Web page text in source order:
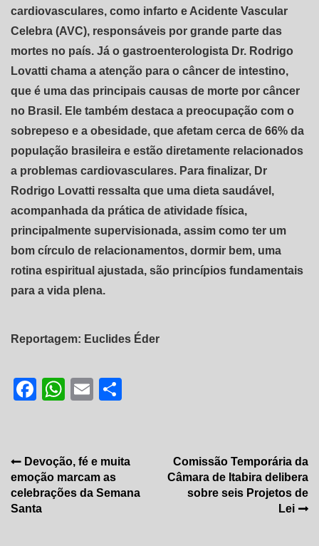
cardiovasculares, como infarto e Acidente Vascular
Celebra (AVC), responsáveis por grande parte das
mortes no país. Já o gastroenterologista Dr. Rodrigo
Lovatti chama a atenção para o câncer de intestino,
que é uma das principais causas de morte por câncer
no Brasil. Ele também destaca a preocupação com o
sobrepeso e a obesidade, que afetam cerca de 66% da
população brasileira e estão diretamente relacionados
a problemas cardiovasculares. Para finalizar, Dr
Rodrigo Lovatti ressalta que uma dieta saudável,
acompanhada da prática de atividade física,
principalmente supervisionada, assim como ter um
bom círculo de relacionamentos, dormir bem, uma
rotina espiritual ajustada, são princípios fundamentais
para a vida plena.
Reportagem: Euclides Éder
Facebook
WhatsApp
Email
Navegação
de
Post
Devoção, fé e muita
emoção marcam as
celebrações da Semana
Santa
Comissão Temporária da
Câmara de Itabira delibera
sobre seis Projetos de
Lei